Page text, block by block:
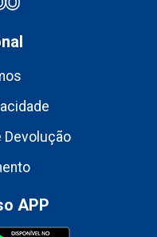
Devolução
APP